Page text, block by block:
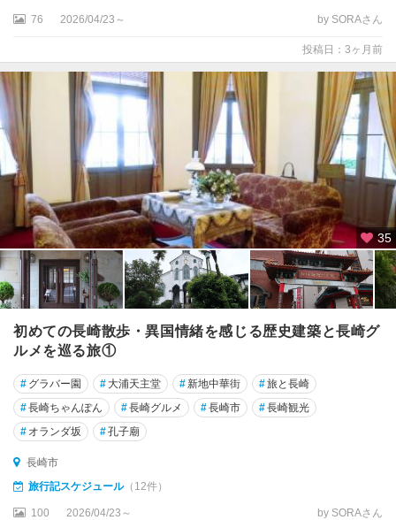
76 2026/04/23～ by SORAさん
投稿日：3ヶ月前
35
初めての長崎散歩・異国情緒を感じる歴史建築と長崎グ
ルメを巡る旅①
# グラバー園 # 大浦天主堂 #新地中華街 #旅と長崎
#長崎ちゃんぽん #長崎グルメ #長崎市 #長崎観光
# オランダ坂 #孔子廟
長崎市
旅行記スケジュール（12件）
100 2026/04/23～ by SORAさん